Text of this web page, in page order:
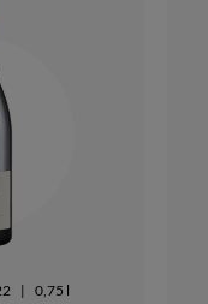
| 0,75 l